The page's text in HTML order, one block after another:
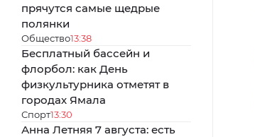
прячутся самые щедрые
полянки
Общество13:38
Бесплатный бассейн и
флорбол: как День
физкультурника отметят в
городах Ямала
Спорт13:30
Анна Летняя 7 августа: есть